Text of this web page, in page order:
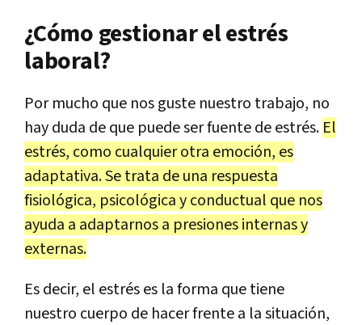
¿Cómo gestionar el estrés
laboral?
Por mucho que nos guste nuestro trabajo, no
hay duda de que puede ser fuente de estrés. El
estrés, como cualquier otra emoción, es
adaptativa. Se trata de una respuesta
fisiológica, psicológica y conductual que nos
ayuda a adaptarnos a presiones internas y
externas.
Es decir, el estrés es la forma que tiene
nuestro cuerpo de hacer frente a la situación,